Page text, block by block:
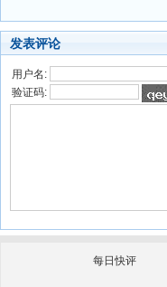
发表评论
用户名:
验证码:
每日快评